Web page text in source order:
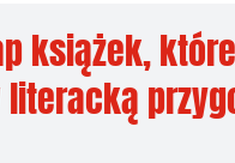
książek,